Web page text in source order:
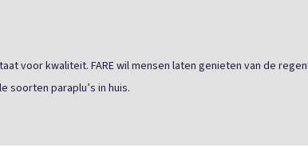
voor kwaliteit. FARE wil mensen laten genieten van de
soorten paraplu’s in huis.